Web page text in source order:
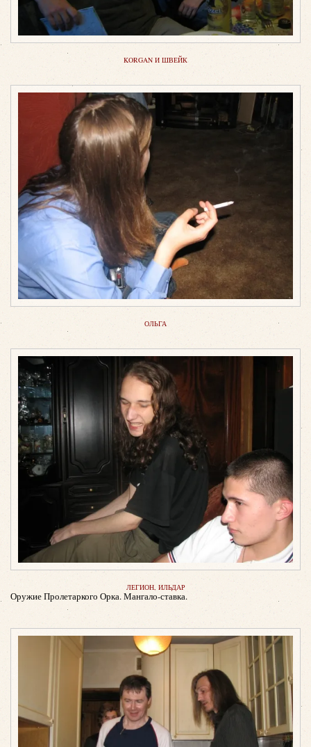
KORGAN И ШВЕЙК
ОЛЬГА
ЛЕГИОН, ИЛЬДАР
Оружие Пролетаркого Орка. Мангало-ставка.